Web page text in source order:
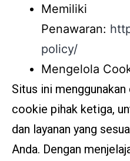
Memiliki
Penawaran:
policy/
Mengelola
Situs ini
cookie pihak ketiga,
dan layanan yang
Anda. Dengan